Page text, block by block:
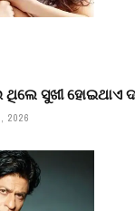
ଥିଲେ ସୁଖୀ ହୋଇଥାଏ
2026